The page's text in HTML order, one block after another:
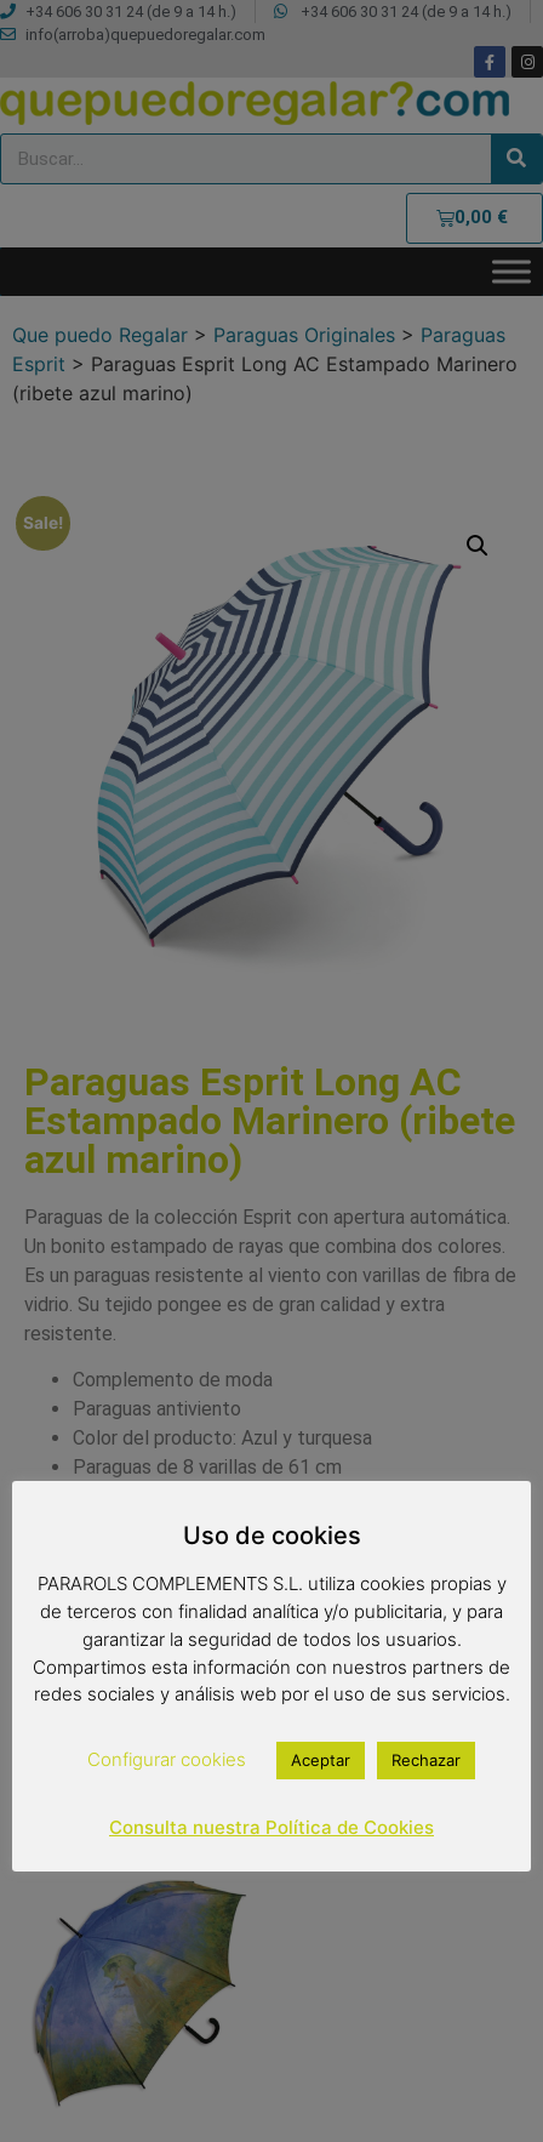
+34 606 30 31 24 (de 9 a 14 h.)
+34 606 30 31 24 (de 9 a 14 h.)
info(arroba)quepuedoregalar.com
0,00 €
Que puedo Regalar > Paraguas Originales > Paraguas
Esprit > Paraguas Esprit Long AC Estampado Marinero
(ribete azul marino)
Sale!
Paraguas Esprit Long AC
Estampado Marinero (ribete
azul marino)
Paraguas de la colección Esprit con apertura automática.
Un bonito estampado de rayas que combina dos colores.
Es un paraguas resistente al viento con varillas de fibra de
vidrio. Su tejido pongee es de gran calidad y extra
resistente.
Complemento de moda
Paraguas antiviento
Color del producto: Azul y turquesa
Paraguas de 8 varillas de 61 cm
Diámetro: 105 cm
27,90€ 25,90€ (IVA incluido)
Out of stock
You may also like…
Uso de cookies
PARAROLS COMPLEMENTS S.L. utiliza cookies propias y
de terceros con finalidad analítica y/o publicitaria, y para
garantizar la seguridad de todos los usuarios.
Compartimos esta información con nuestros partners de
redes sociales y análisis web por el uso de sus servicios.
Configurar cookies Aceptar Rechazar
Consulta nuestra Política de Cookies